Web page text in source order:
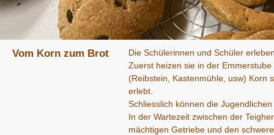
Die Schülerinnen und Schüler
Zuerst heizen sie in der
(Reibstein, Kastenmühle, usw) Korn
erlebt.
Schliesslich können die
In der Wartezeit zwischen der
mächtigen Getriebe und den
Vom Korn zum Brot